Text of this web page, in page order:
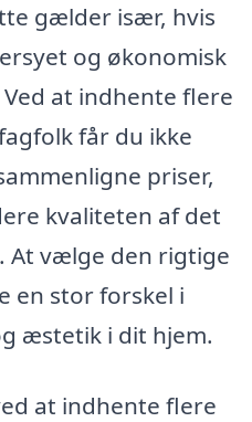
gælder især, hvis
og økonomisk
at indhente flere
får du ikke
priser,
kvaliteten af det
At vælge den rigtige
en stor forskel i
æstetik i dit hjem.
at indhente flere